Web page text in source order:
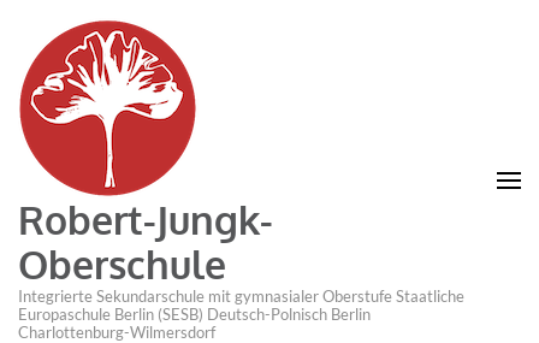
Robert-Jungk-
Oberschule
Integrierte Sekundarschule mit gymnasialer Oberstufe Staatliche
Europaschule Berlin (SESB) Deutsch-Polnisch Berlin
Charlottenburg-Wilmersdorf